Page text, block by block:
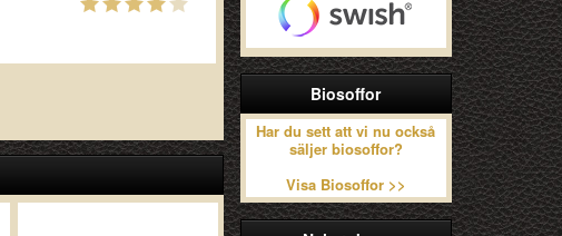
Biosoffor
Har du sett att vi nu också
säljer biosoffor?
Visa Biosoffor >>